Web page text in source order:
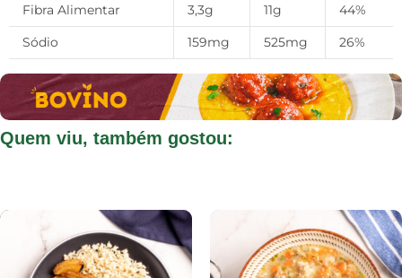
Fibra Alimentar
3,3g 11g
44%
Sódio
159mg 525mg 26%
Quem viu, também gostou: